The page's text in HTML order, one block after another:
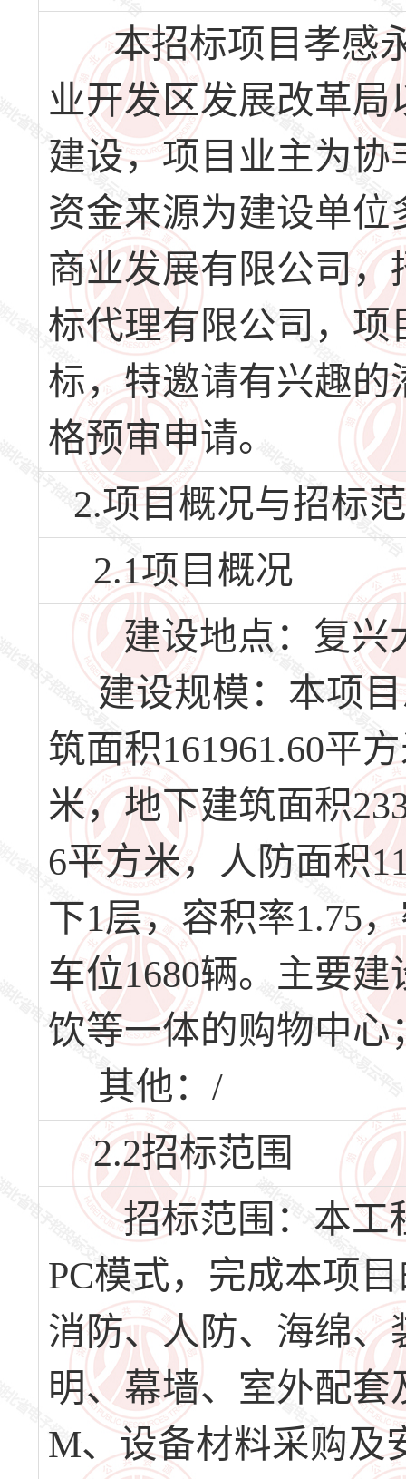
本招标项目孝感
业开发区发展改革局
建设，项目业主为
资金来源为建设单
商业发展有限公司
标代理有限公司，
标，特邀请有兴趣
格预审申请。
2.项目概况与招标
2.1项目概况
建设地点：复兴
建设规模：本项目
筑面积161961.60平
米，地下建筑面积
6平方米，人防面积
下1层，容积率1.75
车位1680辆。主要
饮等一体的购物中
其他：/
2.2招标范围
招标范围：本工
PC模式，完成本项
消防、人防、海绵
明、幕墙、室外配
M、设备材料采购及